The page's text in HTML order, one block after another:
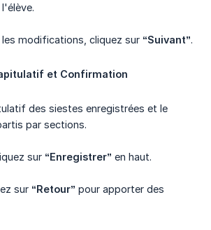
modifications, cliquez sur “Suivant”.
et Confirmation
des siestes enregistrées et le
par sections.
sur “Enregistrer” en haut.
sur “Retour” pour apporter des